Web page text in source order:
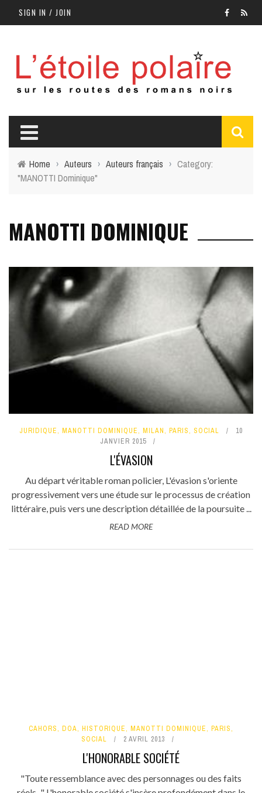
SIGN IN / JOIN
Home › Auteurs › Auteurs français › Category:
"MANOTTI Dominique"
MANOTTI DOMINIQUE
JURIDIQUE, MANOTTI DOMINIQUE, MILAN, PARIS, SOCIAL
10
JANVIER 2015
L'ÉVASION
Au départ véritable roman policier, L'évasion s'oriente
progressivement vers une étude sur le processus de création
littéraire, puis vers une description détaillée de la poursuite ...
READ MORE
CAHORS, DOA, HISTORIQUE, MANOTTI DOMINIQUE, PARIS,
SOCIAL
2 AVRIL 2013
L'HONORABLE SOCIÉTÉ
"Toute ressemblance avec des personnages ou des faits